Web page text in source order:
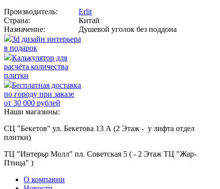
Производитель:
Erlit
Страна:
Китай
Назначение:
Душевой уголок без поддона
3d дизайн интерьера
в подарок
Калькулятор для
расчёта количества
плитки
Бесплатная доставка
по городу при заказе
от 30 000 рублей
Наши магазины:
СЦ "Бекетов" ул. Бекетова 13 А (2 Этаж - у лифта отдел
плитки)
ТЦ "Интерьр Молл" пл. Советская 5 ( - 2 Этаж ТЦ "Жар-
Птица" )
О компании